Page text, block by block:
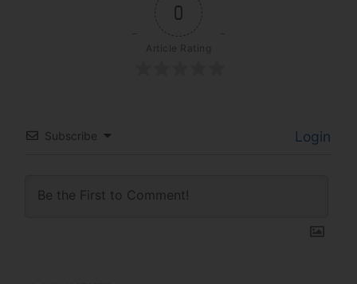
0
Article Rating
Subscribe Login